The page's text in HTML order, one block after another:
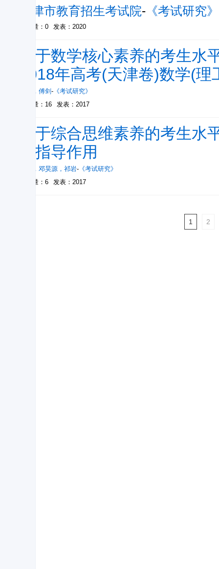
天津市教育招生考试院- 《考试研究》
被引量：0 发表：2020
基于数学核心素养的考生
2018年高考(天津卷)数学(
， 傅剑 - 《考试研究》
被引量：16
发表：2017
基于综合思维素养的考生
的指导作用
， 邓昊源 ， 祁岩- 《考试研究》
被引量：6
发表：2017
1 2